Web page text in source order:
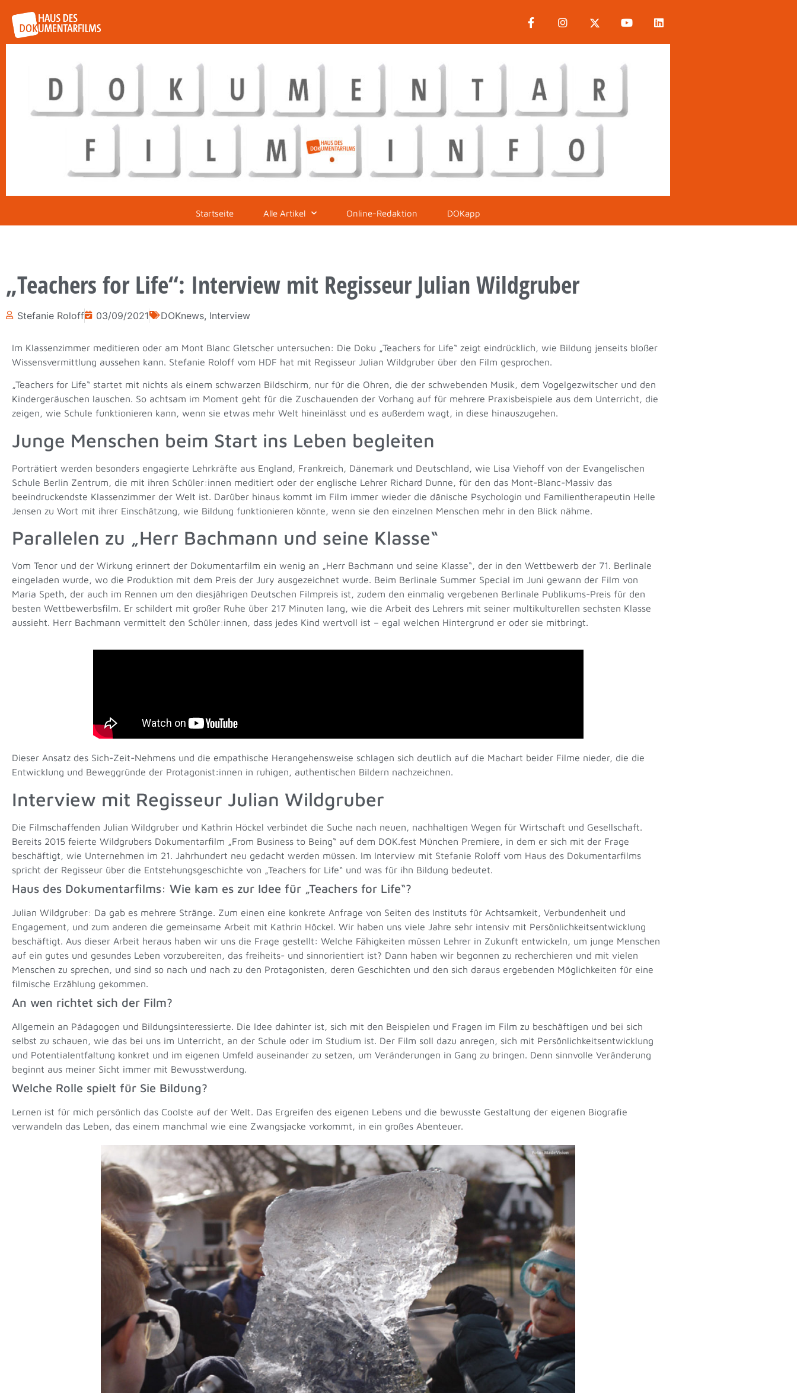
Startseite Alle Artikel Online-Redaktion DOKapp
„Teachers for Life“: Interview mit Regisseur Julian Wildgruber
Stefanie Roloff 03/09/2021 DOKnews, Interview
Im Klassenzimmer meditieren oder am Mont Blanc Gletscher untersuchen: Die Doku „Teachers for Life“ zeigt eindrücklich, wie Bildung jenseits bloßer
Wissensvermittlung aussehen kann. Stefanie Roloff vom HDF hat mit Regisseur Julian Wildgruber über den Film gesprochen.
„Teachers for Life“ startet mit nichts als einem schwarzen Bildschirm, nur für die Ohren, die der schwebenden Musik, dem Vogelgezwitscher und den
Kindergeräuschen lauschen. So achtsam im Moment geht für die Zuschauenden der Vorhang auf für mehrere Praxisbeispiele aus dem Unterricht, die
zeigen, wie Schule funktionieren kann, wenn sie etwas mehr Welt hineinlässt und es außerdem wagt, in diese hinauszugehen.
Junge Menschen beim Start ins Leben begleiten
Porträtiert werden besonders engagierte Lehrkräfte aus England, Frankreich, Dänemark und Deutschland, wie Lisa Viehoff von der Evangelischen
Schule Berlin Zentrum, die mit ihren Schüler:innen meditiert oder der englische Lehrer Richard Dunne, für den das Mont-Blanc-Massiv das
beeindruckendste Klassenzimmer der Welt ist. Darüber hinaus kommt im Film immer wieder die dänische Psychologin und Familientherapeutin Helle
Jensen zu Wort mit ihrer Einschätzung, wie Bildung funktionieren könnte, wenn sie den einzelnen Menschen mehr in den Blick nähme.
Parallelen zu „Herr Bachmann und seine Klasse“
Vom Tenor und der Wirkung erinnert der Dokumentarfilm ein wenig an „Herr Bachmann und seine Klasse“, der in den Wettbewerb der 71. Berlinale
eingeladen wurde, wo die Produktion mit dem Preis der Jury ausgezeichnet wurde. Beim Berlinale Summer Special im Juni gewann der Film von
Maria Speth, der auch im Rennen um den diesjährigen Deutschen Filmpreis ist, zudem den einmalig vergebenen Berlinale Publikums-Preis für den
besten Wettbewerbsfilm. Er schildert mit großer Ruhe über 217 Minuten lang, wie die Arbeit des Lehrers mit seiner multikulturellen sechsten Klasse
aussieht. Herr Bachmann vermittelt den Schüler:innen, dass jedes Kind wertvoll ist – egal welchen Hintergrund er oder sie mitbringt.
Dieser Ansatz des Sich-Zeit-Nehmens und die empathische Herangehensweise schlagen sich deutlich auf die Machart beider Filme nieder, die die
Entwicklung und Beweggründe der Protagonist:innen in ruhigen, authentischen Bildern nachzeichnen.
Interview mit Regisseur Julian Wildgruber
Die Filmschaffenden Julian Wildgruber und Kathrin Höckel verbindet die Suche nach neuen, nachhaltigen Wegen für Wirtschaft und Gesellschaft.
Bereits 2015 feierte Wildgrubers Dokumentarfilm „From Business to Being“ auf dem DOK.fest München Premiere, in dem er sich mit der Frage
beschäftigt, wie Unternehmen im 21. Jahrhundert neu gedacht werden müssen. Im Interview mit Stefanie Roloff vom Haus des Dokumentarfilms
spricht der Regisseur über die Entstehungsgeschichte von „Teachers for Life“ und was für ihn Bildung bedeutet.
Haus des Dokumentarfilms: Wie kam es zur Idee für „Teachers for Life“?
Julian Wildgruber: Da gab es mehrere Stränge. Zum einen eine konkrete Anfrage von Seiten des Instituts für Achtsamkeit, Verbundenheit und
Engagement, und zum anderen die gemeinsame Arbeit mit Kathrin Höckel. Wir haben uns viele Jahre sehr intensiv mit Persönlichkeitsentwicklung
beschäftigt. Aus dieser Arbeit heraus haben wir uns die Frage gestellt: Welche Fähigkeiten müssen Lehrer in Zukunft entwickeln, um junge Menschen
auf ein gutes und gesundes Leben vorzubereiten, das freiheits- und sinnorientiert ist? Dann haben wir begonnen zu recherchieren und mit vielen
Menschen zu sprechen, und sind so nach und nach zu den Protagonisten, deren Geschichten und den sich daraus ergebenden Möglichkeiten für eine
filmische Erzählung gekommen.
An wen richtet sich der Film?
Allgemein an Pädagogen und Bildungsinteressierte. Die Idee dahinter ist, sich mit den Beispielen und Fragen im Film zu beschäftigen und bei sich
selbst zu schauen, wie das bei uns im Unterricht, an der Schule oder im Studium ist. Der Film soll dazu anregen, sich mit Persönlichkeitsentwicklung
und Potentialentfaltung konkret und im eigenen Umfeld auseinander zu setzen, um Veränderungen in Gang zu bringen. Denn sinnvolle Veränderung
beginnt aus meiner Sicht immer mit Bewusstwerdung.
Welche Rolle spielt für Sie Bildung?
Lernen ist für mich persönlich das Coolste auf der Welt. Das Ergreifen des eigenen Lebens und die bewusste Gestaltung der eigenen Biografie
verwandeln das Leben, das einem manchmal wie eine Zwangsjacke vorkommt, in ein großes Abenteuer.